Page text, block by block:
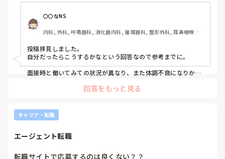
お昼休憩も10分程しかとれず、新人のため全てのオペを見学
しなければならずお昼休憩の時間以外は立ちっぱなしです。
先輩は覚えるのはゆっくりでいいよ！と言ってくださるので
すが、来年の2月には師長が産休に、先輩1人が国試の勉強の
ため1月末から長期で休むそうです。現在オペ室の看護師は
私含め6人なのですが、師長は外回り・機械出ししないので
実質4人で(私はまだ機械出しできません、局麻の外回りは先
週からつくようになりました)回している状況です。ある先
んとお話ししてる方が楽しいなと思いました。”と伝えたと
早い方がいいよ、来年休む人も多くなるから今よりも早いペ
ースで教えられると思うし、機械出しできる人も少なくなる
った方が辞めづらいから。みんな体調万全になって復帰して
〇〇なNS
内科, 外科, 呼吸器科, 消化器内科, 循環器科, 整形外科, 耳鼻咽喉科,
投稿拝見しました。
自分だったらこうするかなという回答なので参考までに。
面接時と働いてみての状況が異なり、また体調不良になりかね
ので上と相談して配属先願いをし、ゆっくり働ける配属先に異
くさはかなりありますが、また体調を崩してしまっては本当に
自分のしたい看護も出来なくなってしまうので…。
のも良いかもしれません。
時間を増やすのも手です。
回答をもっと見る
キャリア・転職
エージェント転職
転職サイトで応募するのは良くない？？